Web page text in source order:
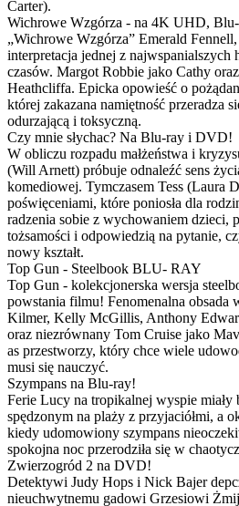
Carter).
Wichrowe Wzgórza - na 4K UHD,
„Wichrowe Wzgórza” Emerald
interpretacja jednej z najwspanialszych
czasów. Margot Robbie jako Cathy
Heathcliffa. Epicka opowieść o
której zakazana namiętność przeradza
odurzającą i toksyczną.
Czy mnie słychac? Na Blu-ray i DVD!
W obliczu rozpadu małżeństwa i
(Will Arnett) próbuje odnaleźć sens
komediowej. Tymczasem Tess (Laura
poświęceniami, które poniosła dla
radzenia sobie z wychowaniem dzieci,
tożsamości i odpowiedzią na pytanie,
nowy kształt.
Top Gun - Steelbook BLU- RAY
Top Gun - kolekcjonerska wersja
powstania filmu! Fenomenalna obsada
Kilmer, Kelly McGillis, Anthony
oraz niezrównany Tom Cruise jako
as przestworzy, który chce wiele
musi się nauczyć.
Szympans na Blu-ray!
Ferie Lucy na tropikalnej wyspie miały
spędzonym na plaży z przyjaciółmi, a
kiedy udomowiony szympans
spokojna noc przerodziła się w
Zwierzogród 2 na DVD!
Detektywi Judy Hops i Nick Bajer
nieuchwytnemu gadowi Grzesiowi